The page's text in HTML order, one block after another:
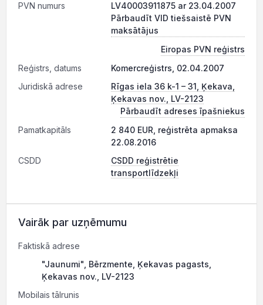
PVN numurs
LV40003911875 ar 23.04.2007
Pārbaudīt VID tiešsaistē PVN
maksātājus
Eiropas PVN reģistrs
Reģistrs, datums
Komercreģistrs, 02.04.2007
Juridiskā adrese
Rīgas iela 36 k-1 – 31, Ķekava,
Ķekavas nov., LV-2123
Pārbaudīt adreses īpašniekus
Pamatkapitāls
2 840 EUR, reģistrēta apmaksa
22.08.2016
CSDD
CSDD reģistrētie
transportlīdzekļi
Vairāk par uzņēmumu
Faktiskā adrese
"Jaunumi", Bērzmente, Ķekavas pagasts,
Ķekavas nov., LV-2123
Mobilais tālrunis